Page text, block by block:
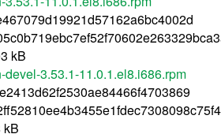
kB
devel-3.53.1-11.0.1.el8.i686.rpm
kB